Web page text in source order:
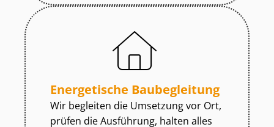
Energetische Baubegleitung
Wir begleiten die Umsetzung vor Ort,
prüfen die Ausführung, halten alles